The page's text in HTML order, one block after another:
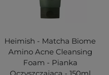
Heimish - Matcha Biome
Amino Acne Cleansing
Foam - Pianka